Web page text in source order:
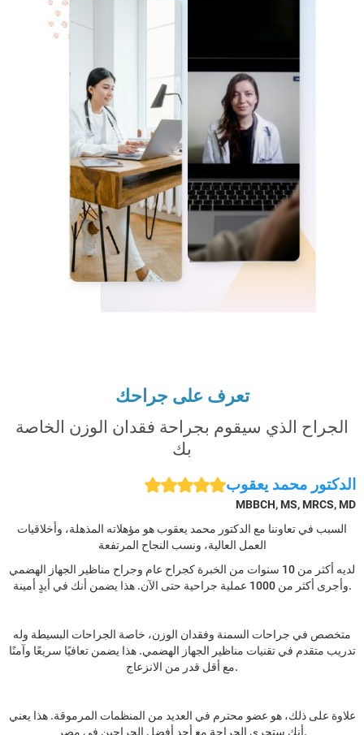
تعرف على جراحك
الجراح الذي سيقوم بجراحة فقدان الوزن الخاصة
بك
الدكتور محمد يعقوب
MBBCH, MS, MRCS, MD
السبب في تعاوننا مع الدكتور محمد يعقوب هو مؤهلاته المذهلة، وأخلاقيات
العمل العالية، ونسب النجاح المرتفعة
لديه أكثر من 10 سنوات من الخبرة كجراح عام وجراح مناظير الجهاز الهضمي
وأجرى أكثر من 1000 عملية جراحية حتى الآن. هذا يضمن أنك في أيدٍ أمينة.
متخصص في جراحات السمنة وفقدان الوزن، خاصة الجراحات البسيطة وله
تدريب متقدم في تقنيات مناظير الجهاز الهضمي. هذا يضمن تعافيًا سريعًا وآمنًا
مع أقل قدر من الانزعاج.
علاوة على ذلك، هو عضو محترم في العديد من المنظمات المرموقة. هذا يعني
أنك ستجري الجراحة مع أحد أفضل الجراحين في مصر.